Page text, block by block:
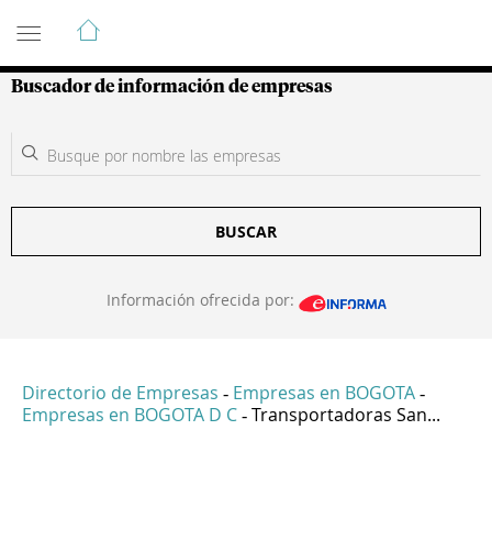
Guía de Empresas Colombianas
Buscador de información de empresas
BUSCAR
Información ofrecida por:
Directorio de Empresas - Empresas en BOGOTA -
Empresas en BOGOTA D C - Transportadoras San...